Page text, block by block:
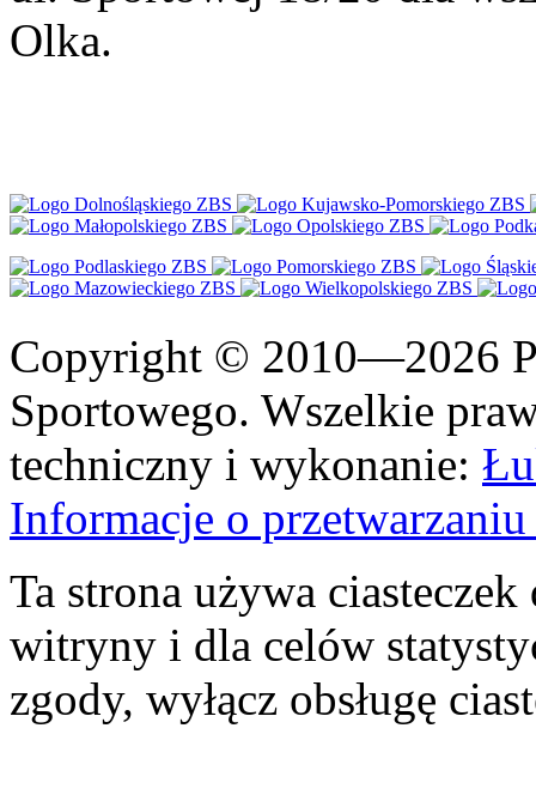
Olka.
Copyright © 2010—2026
Sportowego. Wszelkie
techniczny i wykonanie:
Informacje o
Ta strona używa
witryny i dla celów
zgody, wyłącz obsługę